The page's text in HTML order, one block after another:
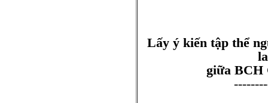
Lấy ý kiến tập thể
giữa BCH